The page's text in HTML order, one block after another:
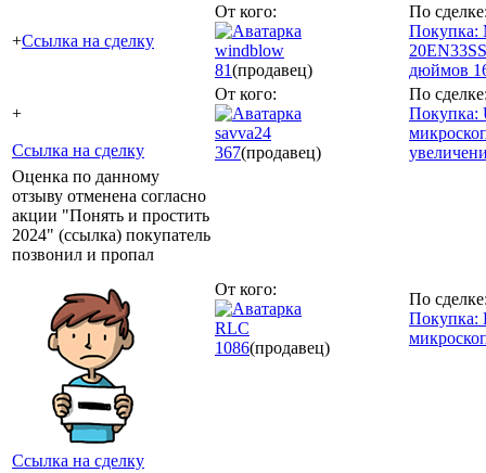
+Ссылка на сделку
От кого:
windblow
81(продавец)
По
Покупка:
дюймов
+
Ссылка на сделку
От кого:
savva24
367(продавец)
По
Покупка:
Оценка по данному
отзыву отменена согласно
акции "Понять и простить
2024" (ссылка) покупатель
позвонил и пропал
Ссылка на сделку
От кого:
RLC
1086(продавец)
По
Покупка: